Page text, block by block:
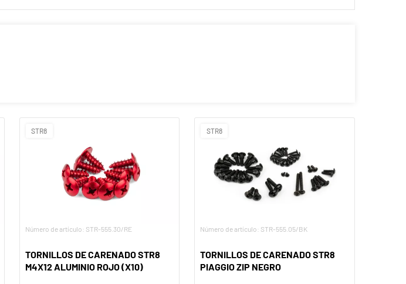
STR8
Número de artículo: STR-555.30/RE
TORNILLOS DE CARENADO STR8
M4X12 ALUMINIO ROJO (X10)
STR8
Número de artículo: STR-555.05/BK
TORNILLOS DE CARENADO STR8
PIAGGIO ZIP NEGRO